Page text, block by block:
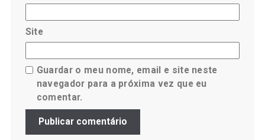
Site
Guardar o meu nome, email e site neste
navegador para a próxima vez que eu
comentar.